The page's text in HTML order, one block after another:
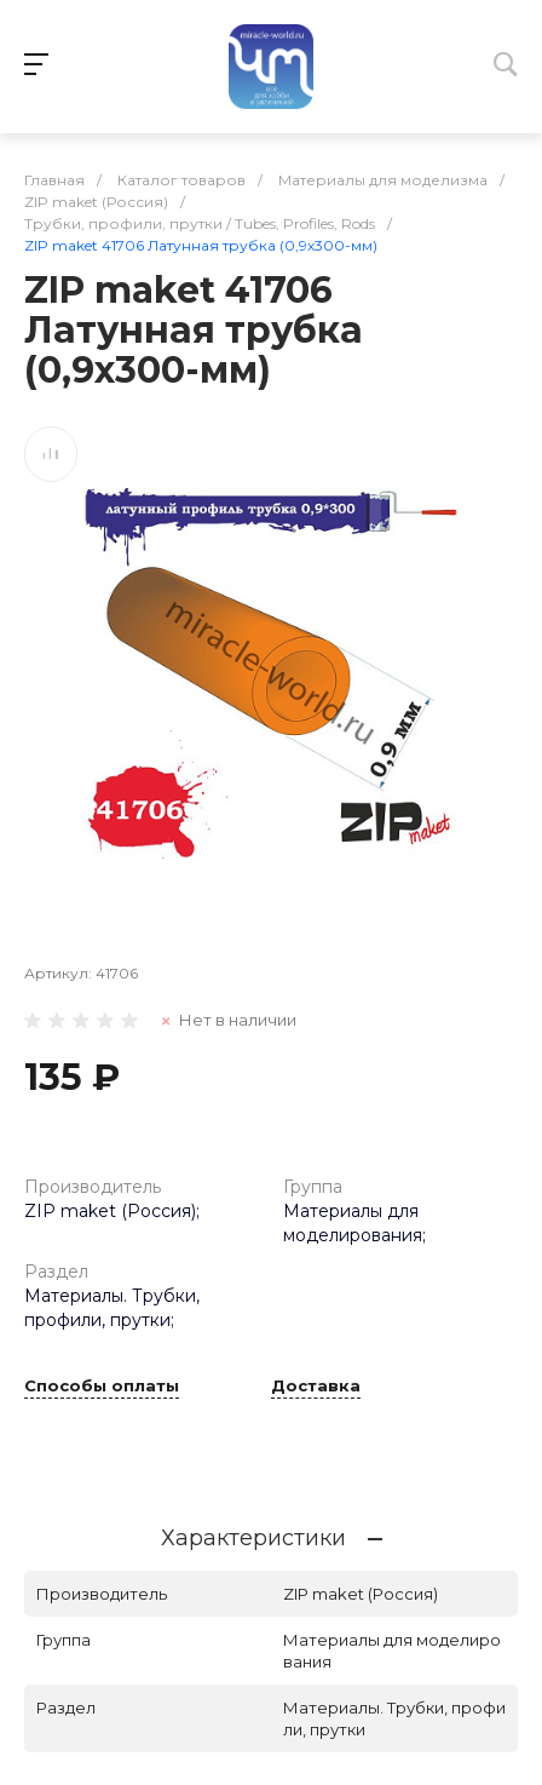
Главная / Каталог товаров / Материалы для моделизма
/
ZIP maket (Россия)
/
Трубки, профили, прутки / Tubes, Profiles, Rods
/
ZIP maket 41706 Латунная трубка (0,9х300-мм)
ZIP maket 41706
Латунная трубка
(0,9х300-мм)
Артикул: 41706
Нет в наличии
135 ₽
Производитель
ZIP maket (Россия);
Группа
Материалы для
моделирования;
Раздел
Материалы. Трубки,
профили, прутки;
Способы оплаты Доставка
Характеристики
Производитель ZIP maket (Россия)
Группа
Материалы для моделиро
вания
Раздел
Материалы. Трубки, профи
ли, прутки